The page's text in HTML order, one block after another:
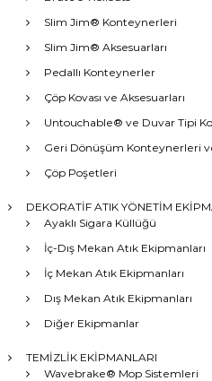
Slim Jim® Konteynerleri
Slim Jim® Aksesuarları
Pedallı Konteynerler
Çöp Kovası ve Aksesuarları
Untouchable® ve Duvar Tipi
Geri Dönüşüm Konteynerleri
Çöp Poşetleri
DEKORATİF ATIK YÖNETİM
Ayaklı Sigara Küllüğü
İç-Dış Mekan Atık Ekipmanları
İç Mekan Atık Ekipmanları
Dış Mekan Atık Ekipmanları
Diğer Ekipmanlar
TEMİZLİK EKİPMANLARI
Wavebrake® Mop Sistemleri